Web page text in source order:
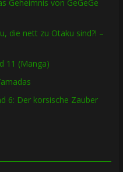
Geheimnis von GeGeGe
die nett zu Otaku sind?! –
11 (Manga)
6: Der korsische Zauber